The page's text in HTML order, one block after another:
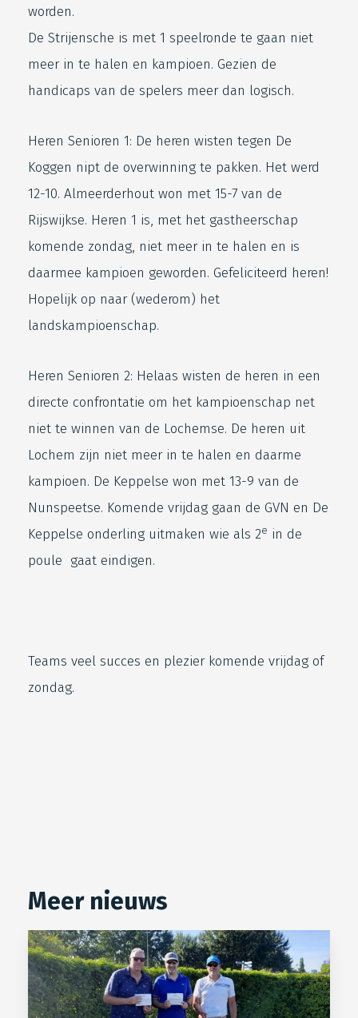
worden.
De Strijensche is met 1 speelronde te gaan niet
meer in te halen en kampioen. Gezien de
handicaps van de spelers meer dan logisch.
Heren Senioren 1: De heren wisten tegen De
Koggen nipt de overwinning te pakken. Het werd
12-10. Almeerderhout won met 15-7 van de
Rijswijkse. Heren 1 is, met het gastheerschap
komende zondag, niet meer in te halen en is
daarmee kampioen geworden. Gefeliciteerd heren!
Hopelijk op naar (wederom) het
landskampioenschap.
Heren Senioren 2: Helaas wisten de heren in een
directe confrontatie om het kampioenschap net
niet te winnen van de Lochemse. De heren uit
Lochem zijn niet meer in te halen en daarme
kampioen. De Keppelse won met 13-9 van de
Nunspeetse. Komende vrijdag gaan de GVN en De
Keppelse onderling uitmaken wie als 2e in de
poule gaat eindigen.
Teams veel succes en plezier komende vrijdag of
zondag.
Meer nieuws